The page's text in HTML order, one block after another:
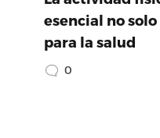
esencial no
para la salud
0